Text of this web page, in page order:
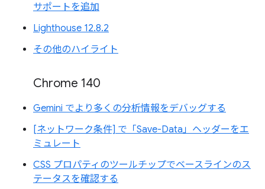
サポートを追加
Lighthouse 12.8.2
その他のハイライト
Chrome 140
Gemini でより多くの分析情報をデバッグする
[ネットワーク条件] で「Save-Data」ヘッダーをエ
ミュレート
CSS プロパティのツールチップでベースラインのス
テータスを確認する